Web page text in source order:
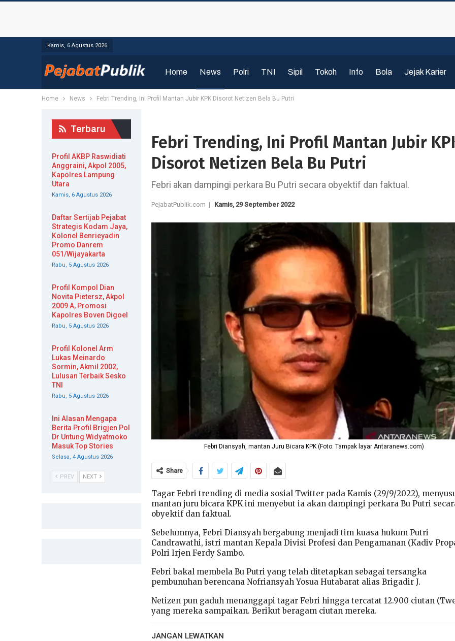
Kamis, 6 Agustus 2026
Home News Polri TNI Sipil Tokoh Info Bola Jejak Karier
Home News Febri Trending, Ini Profil Mantan Jubir KPK Disorot Netizen Bela Bu Putri
Febri Trending, Ini Profil Mantan Jubir
Disorot Netizen Bela Bu Putri
Febri akan dampingi perkara Bu Putri secara obyektif dan faktual.
PejabatPublik.com | Kamis, 29 September 2022
Febri Diansyah, mantan Juru Bicara KPK (Foto: Tampak layar Antaranews.com)
Share
Tagar Febri trending di media sosial Twitter pada Kamis (29/9/2022),
mantan juru bicara KPK ini menyebut ia akan dampingi perkara Bu Putri
obyektif dan faktual.
Sebelumnya, Febri Diansyah bergabung menjadi tim kuasa hukum Putri
Candrawathi, istri mantan Kepala Divisi Profesi dan Pengamanan (Kadiv
Polri Irjen Ferdy Sambo.
Febri bakal membela Bu Putri yang telah ditetapkan sebagai tersangka
pembunuhan berencana Nofriansyah Yosua Hutabarat alias Brigadir J.
Netizen pun gaduh menanggapi tagar Febri hingga tercatat 12.900 ciutan
yang mereka sampaikan. Berikut beragam ciutan mereka.
JANGAN LEWATKAN
Terbaru
Profil AKBP Raswidiati
Anggraini, Akpol 2005,
Kapolres Lampung
Utara
Kamis, 6 Agustus 2026
Daftar Sertijab Pejabat
Strategis Kodam Jaya,
Kolonel Benrieyadin
Promo Danrem
051/Wijayakarta
Rabu, 5 Agustus 2026
Profil Kompol Dian
Novita Pietersz, Akpol
2009 A, Promosi
Kapolres Boven Digoel
Rabu, 5 Agustus 2026
Profil Kolonel Arm
Lukas Meinardo
Sormin, Akmil 2002,
Lulusan Terbaik Sesko
TNI
Rabu, 5 Agustus 2026
Ini Alasan Mengapa
Berita Profil Brigjen Pol
Dr Untung Widyatmoko
Masuk Top Stories
Selasa, 4 Agustus 2026
PREV NEXT